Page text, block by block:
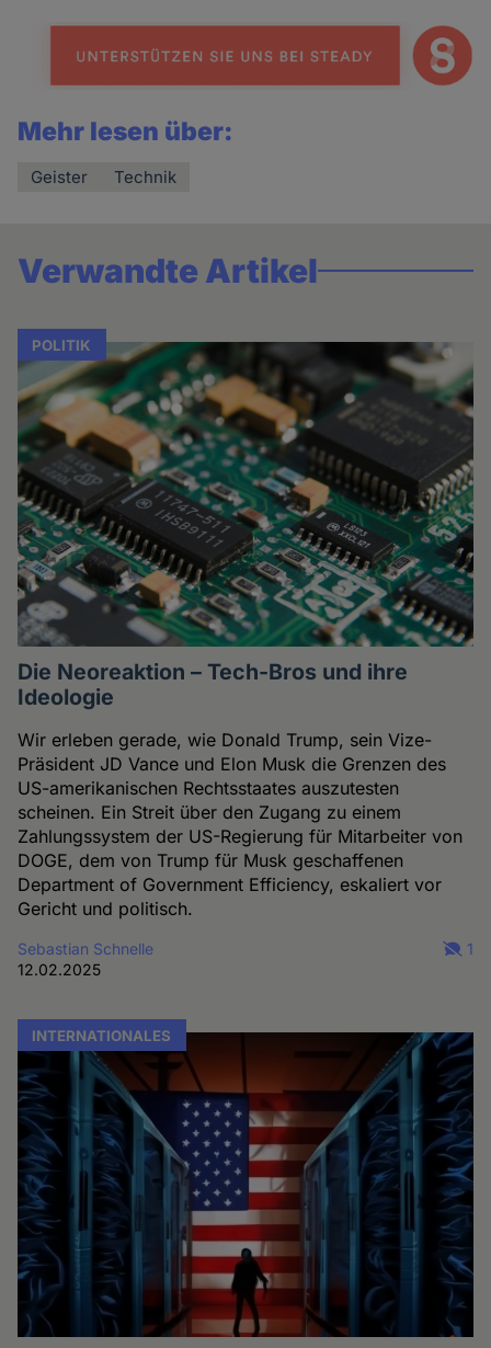
Mehr lesen über:
Geister Technik
Verwandte Artikel
POLITIK
Die Neoreaktion – Tech-Bros und ihre
Ideologie
Wir erleben gerade, wie Donald Trump, sein Vize-
Präsident JD Vance und Elon Musk die Grenzen des
US-amerikanischen Rechtsstaates auszutesten
scheinen. Ein Streit über den Zugang zu einem
Zahlungssystem der US-Regierung für Mitarbeiter von
DOGE, dem von Trump für Musk geschaffenen
Department of Government Efficiency, eskaliert vor
Gericht und politisch.
Sebastian Schnelle
12.02.2025
1
INTERNATIONALES